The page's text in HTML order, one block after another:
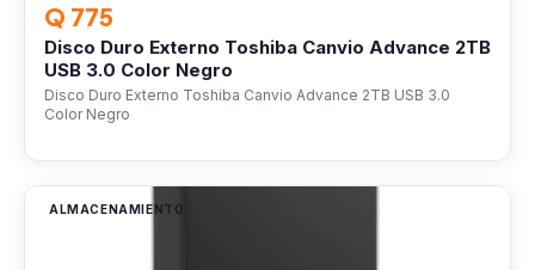
Q 775
Disco Duro Externo Toshiba Canvio Advance 2TB
USB 3.0 Color Negro
Disco Duro Externo Toshiba Canvio Advance 2TB USB 3.0
Color Negro
ALMACENAMIENTO